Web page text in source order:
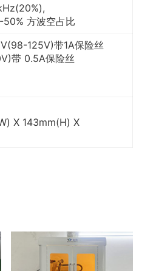
方波空占比
125V)带1A保险丝
带 0.5A保险丝
X 143mm(H) X